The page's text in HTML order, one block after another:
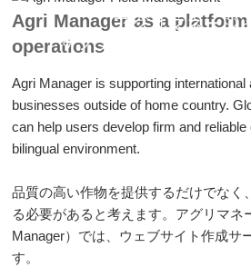
アグリマネージ
サプライチェーンマネ
Agri Manager as a
operations
Agri Manager is supporting international
businesses outside of home country.
can help users develop firm and reliable
bilingual environment.
品質の高い作物を提供するだけでなく
る必要があると考えます。アグリマネ
Manager）では、ウェブサイト作成サ
す。